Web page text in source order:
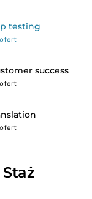
testing
success
Staż